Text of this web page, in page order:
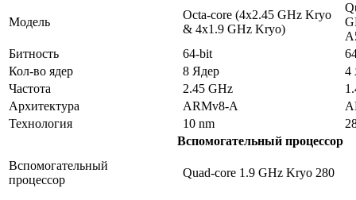
Модель
Octa-core (4x2.45 GHz Kryo
& 4x1.9 GHz Kryo)
Битность
64-bit
Кол-во ядер
8 Ядер
4
Частота
2.45 GHz
Архитектура
ARMv8-A
Технология
10 nm
Вспомогательный процессор
Вспомогательный
процессор
Quad-core 1.9 GHz Kryo 280